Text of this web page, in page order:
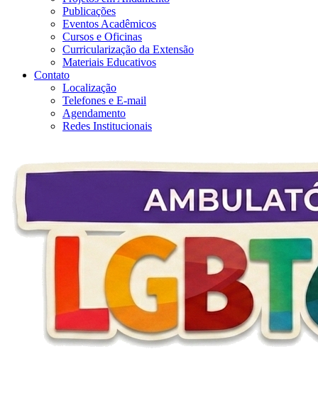
Publicações
Eventos Acadêmicos
Cursos e Oficinas
Curricularização da Extensão
Materiais Educativos
Contato
Localização
Telefones e E-mail
Agendamento
Redes Institucionais